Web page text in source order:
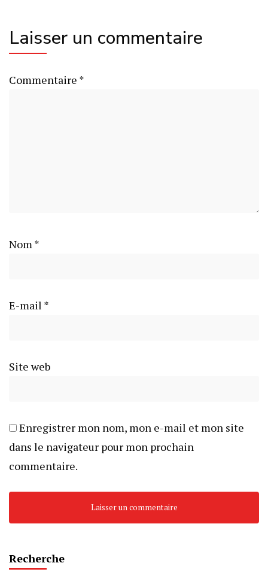
Laisser un commentaire
Commentaire *
Nom *
E-mail *
Site web
Enregistrer mon nom, mon e-mail et mon site
dans le navigateur pour mon prochain
commentaire.
Recherche